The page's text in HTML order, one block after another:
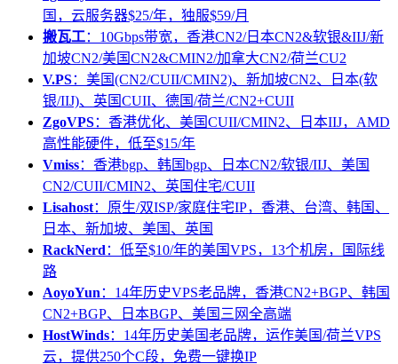
国，云服务器$25/年，独服$59/月
搬瓦工：10Gbps带宽，香港CN2/日本CN2&软银&IIJ/新
加坡CN2/美国CN2&CMIN2/加拿大CN2/荷兰CU2
V.PS：美国(CN2/CUII/CMIN2)、新加坡CN2、日本(软
银/IIJ)、英国CUII、德国/荷兰/CN2+CUII
ZgoVPS：香港优化、美国CUII/CMIN2、日本IIJ，AMD
高性能硬件，低至$15/年
Vmiss：香港bgp、韩国bgp、日本CN2/软银/IIJ、美国
CN2/CUII/CMIN2、英国住宅/CUII
Lisahost：原生/双ISP/家庭住宅IP，香港、台湾、韩国、
日本、新加坡、美国、英国
RackNerd ：低至$10/年的美国VPS，13个机房，国际线
路
AoyoYun ：14年历史VPS老品牌，香港CN2+BGP、韩国
CN2+BGP、日本BGP、美国三网全高端
HostWinds：14年历史美国老品牌，运作美国/荷兰VPS
云，提供250个C段，免费一键换IP